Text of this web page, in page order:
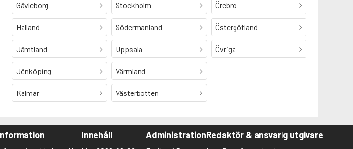
Gävleborg
Halland
Jämtland
Jönköping
Kalmar
Stockholm
Södermanland
Uppsala
Värmland
Västerbotten
Örebro
Östergötland
Övriga
Innehåll AdministrationRedaktör & ansvarig utgivare